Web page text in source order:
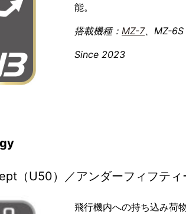
能。
搭載機種： MZ-7、MZ-6S
Since 2023
（U50）／アンダーフィフティ
飛行機内への持ち込み荷